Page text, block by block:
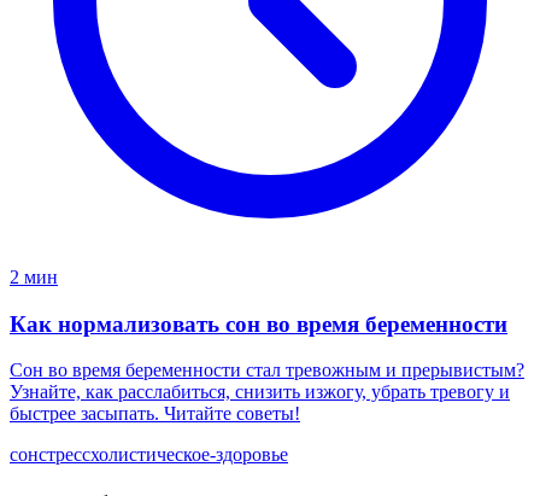
2 мин
Как нормализовать сон во время беременности
Сон во время беременности стал тревожным и прерывистым?
Узнайте, как расслабиться, снизить изжогу, убрать тревогу и
быстрее засыпать. Читайте советы!
сонстрессхолистическое-здоровье